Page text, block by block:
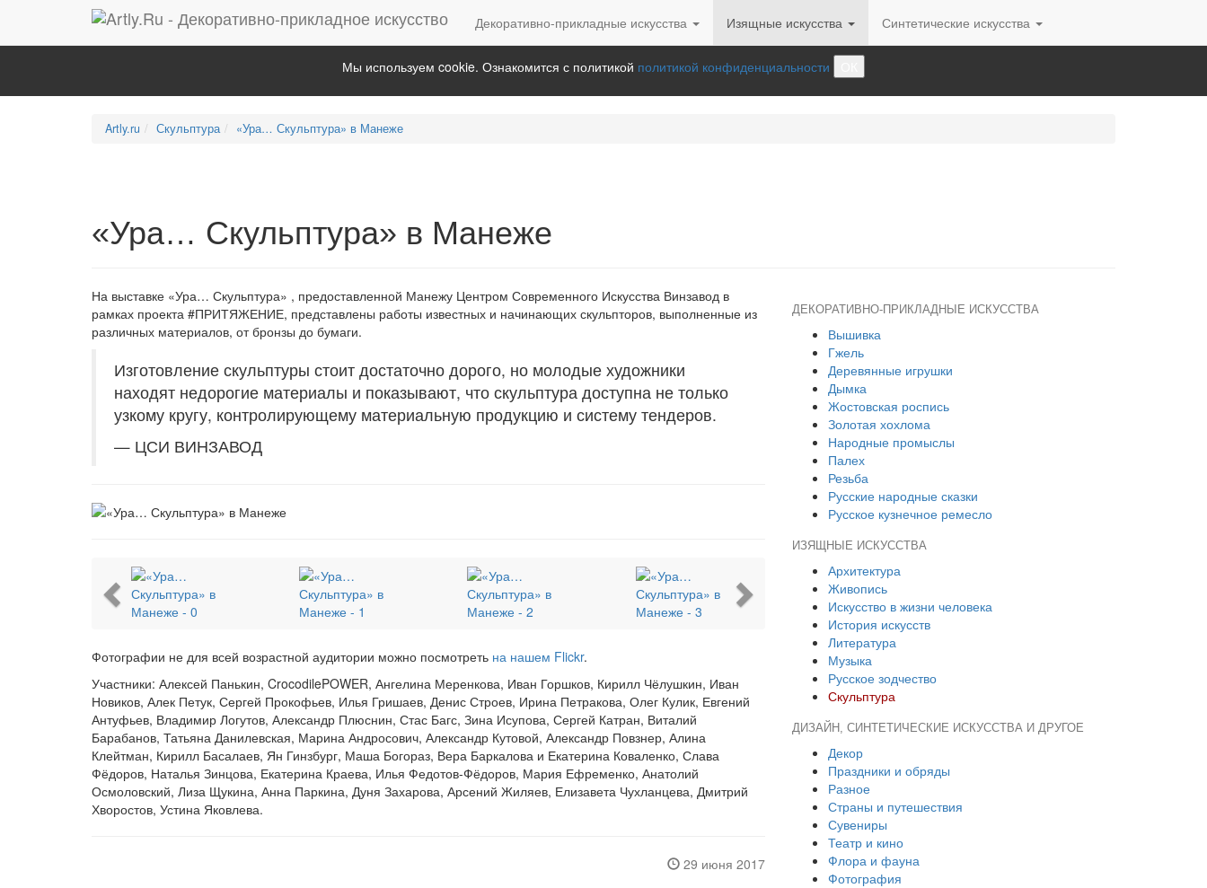
Декоративно-прикладные искусства Изящные искусства Синтетические искусства
Мы используем cookie. Ознакомится с политикой политикой конфиденциальности
Artly.ru Скульптура «Ура… Скульптура» в Манеже
«Ура… Скульптура» в Манеже
На выставке «Ура… Скульптура» , предоставленной Манежу Центром Современного Искусства Винзавод в
рамках проекта #ПРИТЯЖЕНИЕ, представлены работы известных и начинающих скульпторов, выполненные из
различных материалов, от бронзы до бумаги.
Изготовление скульптуры стоит достаточно дорого, но молодые художники
находят недорогие материалы и показывают, что скульптура доступна не только
узкому кругу, контролирующему материальную продукцию и систему тендеров.
— ЦСИ ВИНЗАВОД
Previous Next
Фотографии не для всей возрастной аудитории можно посмотреть на нашем Flickr.
Участники: Алексей Панькин, CrocodilePOWER, Ангелина Меренкова, Иван Горшков, Кирилл Чёлушкин, Иван
Новиков, Алек Петук, Сергей Прокофьев, Илья Гришаев, Денис Строев, Ирина Петракова, Олег Кулик, Евгений
Антуфьев, Владимир Логутов, Александр Плюснин, Стас Багс, Зина Исупова, Сергей Катран, Виталий
Барабанов, Татьяна Данилевская, Марина Андросович, Александр Кутовой, Александр Повзнер, Алина
Клейтман, Кирилл Басалаев, Ян Гинзбург, Маша Богораз, Вера Баркалова и Екатерина Коваленко, Слава
Фёдоров, Наталья Зинцова, Екатерина Краева, Илья Федотов-Фёдоров, Мария Ефременко, Анатолий
Осмоловский, Лиза Щукина, Анна Паркина, Дуня Захарова, Арсений Жиляев, Елизавета Чухланцева, Дмитрий
Хворостов, Устина Яковлева.
29 июня 2017
ДЕКОРАТИВНО-ПРИКЛАДНЫЕ ИСКУССТВА
Вышивка
Гжель
Деревянные игрушки
Дымка
Жостовская роспись
Золотая хохлома
Народные промыслы
Палех
Резьба
Русские народные сказки
Русское кузнечное ремесло
ИЗЯЩНЫЕ ИСКУССТВА
Архитектура
Живопись
Искусство в жизни человека
История искусств
Литература
Музыка
Русское зодчество
Скульптура
ДИЗАЙН, СИНТЕТИЧЕСКИЕ ИСКУССТВА И ДРУГОЕ
Декор
Праздники и обряды
Разное
Страны и путешествия
Сувениры
Театр и кино
Флора и фауна
Фотография